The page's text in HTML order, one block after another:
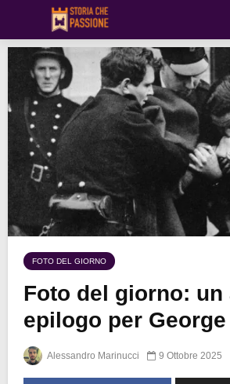
FOTO DEL GIORNO
Foto del giorno: un
epilogo per
Alessandro Marinucci 9 Ottobre 2025